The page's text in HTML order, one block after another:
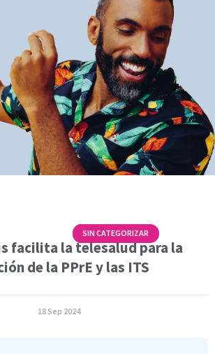
facilita la telesalud para la
de la PPrE y las ITS
CÓMO FUNCIONA
SIN CATEGORIZAR
18 Sep 2024